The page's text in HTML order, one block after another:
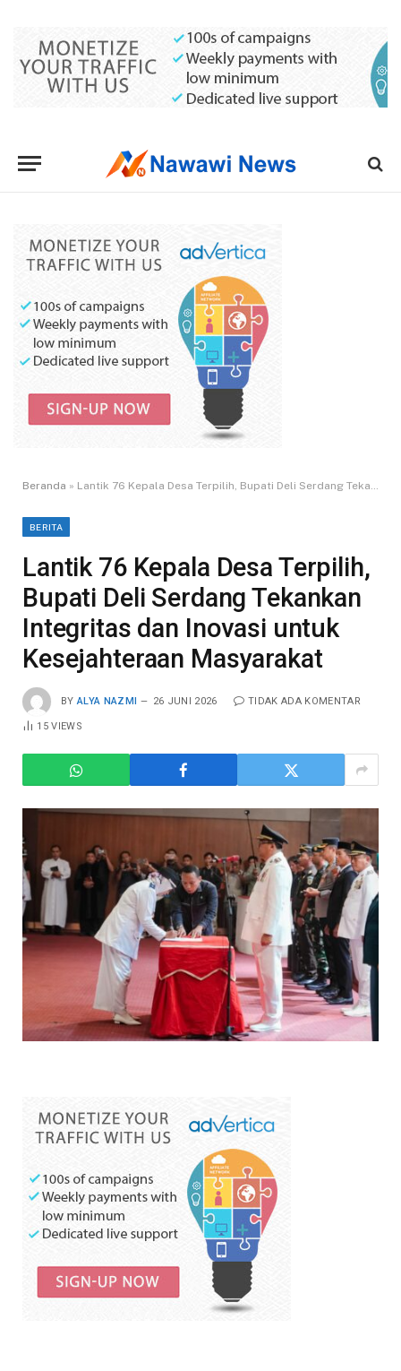
Beranda » Lantik 76 Kepala Desa Terpilih, Bupati Deli Serdang Tekankan Integritas dan Inovasi untuk Kesejahteraan Masyarakat
BERITA
Lantik 76 Kepala Desa Terpilih,
Bupati Deli Serdang Tekankan
Integritas dan Inovasi untuk
Kesejahteraan Masyarakat
BY ALYA NAZMI 26 JUNI 2026 TIDAK ADA KOMENTAR
15VIEWS